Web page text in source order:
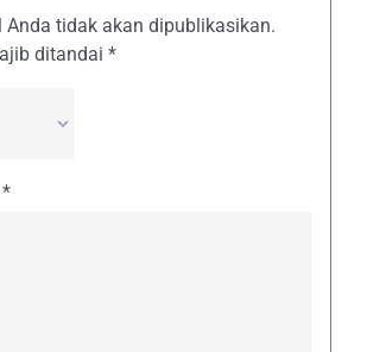
Anda tidak akan dipublikasikan.
ditandai *
*